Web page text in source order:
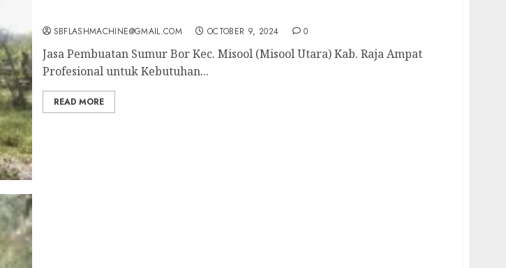
SBFLASHMACHINE@GMAIL.COM OCTOBER 9, 2024 0
Jasa Pembuatan Sumur Bor Kec. Misool (Misool Utara) Kab. Raja Ampat
Profesional untuk Kebutuhan...
READ MORE